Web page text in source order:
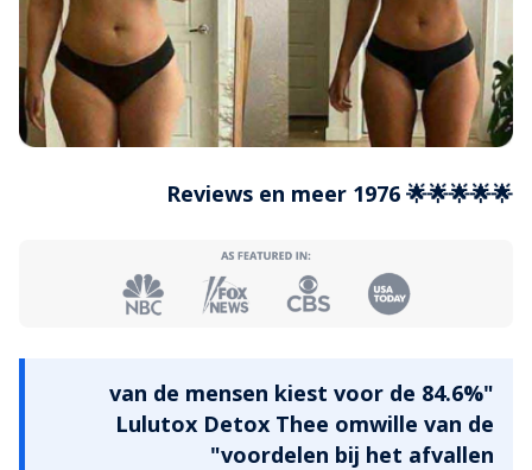
🌟🌟🌟🌟🌟 1976 Reviews en meer
"84.6% van de mensen kiest voor de
Lulutox Detox Thee omwille van de
voordelen bij het afvallen"